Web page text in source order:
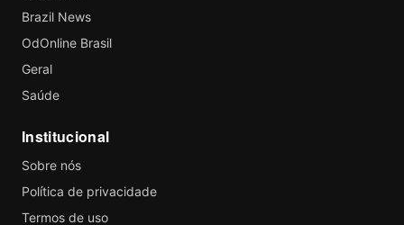
Brazil News
OdOnline Brasil
Geral
Saúde
Institucional
Sobre nós
Política de privacidade
Termos de uso